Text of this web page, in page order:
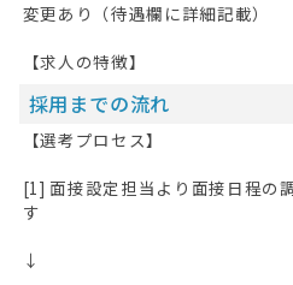
変更あり（待遇欄に詳細記載）
【求人の特徴】
採用までの流れ
【選考プロセス】
[1] 面接設定担当より面接日程の
す
↓